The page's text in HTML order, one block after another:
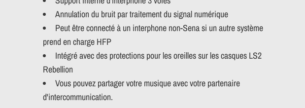
Annulation du bruit par traitement du signal numérique
Peut être connecté à un interphone non-Sena si un autre système
prend en charge HFP
Intégré avec des protections pour les oreilles sur les casques LS2
Rebellion
Vous pouvez partager votre musique avec votre partenaire
d'intercommunication.